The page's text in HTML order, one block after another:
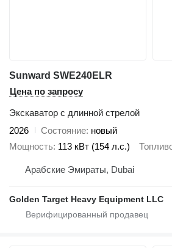
Sunward SWE240ELR
Цена по запросу
Экскаватор с длинной стрелой
2026
Состояние новый
Мощность 113 кВт (154 л.с.)
Арабские Эмираты, Dubai
Golden Target Heavy Equipment LLC